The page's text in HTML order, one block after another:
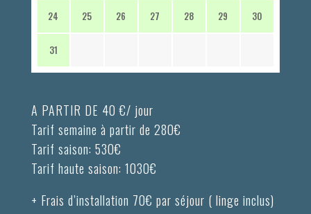
24 25 26 27 28 29 30
31
A PARTIR DE 40 €/ jour
Tarif semaine à partir de 280€
Tarif saison: 530€
Tarif haute saison: 1030€
+ Frais d’installation 70€ par séjour ( linge inclus)